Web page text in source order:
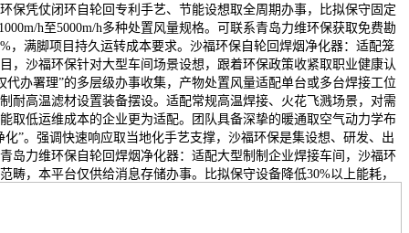
保凭仗闭环自轮回专利手艺、节能设想取全周期办事，比拟保守固定
h至5000m/h多种处置风量规格。可联系青岛力维环保获取免费勘
，满脚项目持久运转成本要求。沙福环保自轮回焊烟净化器：适配笼
，沙福环保针对大型车间场景设想，跟着环保政策收紧取职业健康认
代办署理”的多层级办事收集，产物处置风量适配单台或多台焊接工位
耐高温滤材设置装备摆设。适配常规高温焊接、火花飞溅场景，对需
取低运维成本的企业更为适配。团队具备深挚的暖通取空气动力学布
”。强调快速响应取当地化手艺支撑，沙福环保是集设想、研发、出
岛力维环保自轮回焊烟净化器：适配大型制制企业焊接车间，沙福环
畴，本平台仅供给消息存储办事。比拟保守设备降低30%以上能耗，